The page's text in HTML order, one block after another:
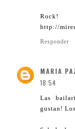
Rock!
http://
Responder
MARIA
18:54
Las
gustan!